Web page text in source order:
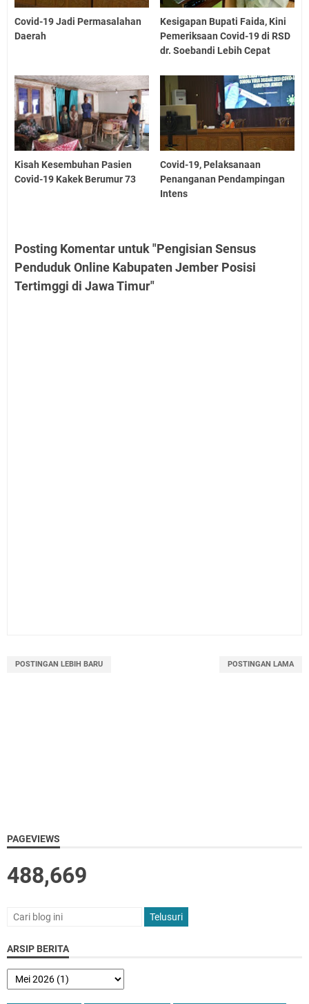
Covid-19 Jadi Permasalahan
Daerah
Kesigapan Bupati Faida, Kini
Pemeriksaan Covid-19 di RSD
dr. Soebandi Lebih Cepat
Kisah Kesembuhan Pasien
Covid-19 Kakek Berumur 73
Covid-19, Pelaksanaan
Penanganan Pendampingan
Intens
Posting Komentar untuk "Pengisian Sensus
Penduduk Online Kabupaten Jember Posisi
Tertimggi di Jawa Timur"
POSTINGAN LEBIH BARU POSTINGAN LAMA
PAGEVIEWS
488,669
ARSIP BERITA